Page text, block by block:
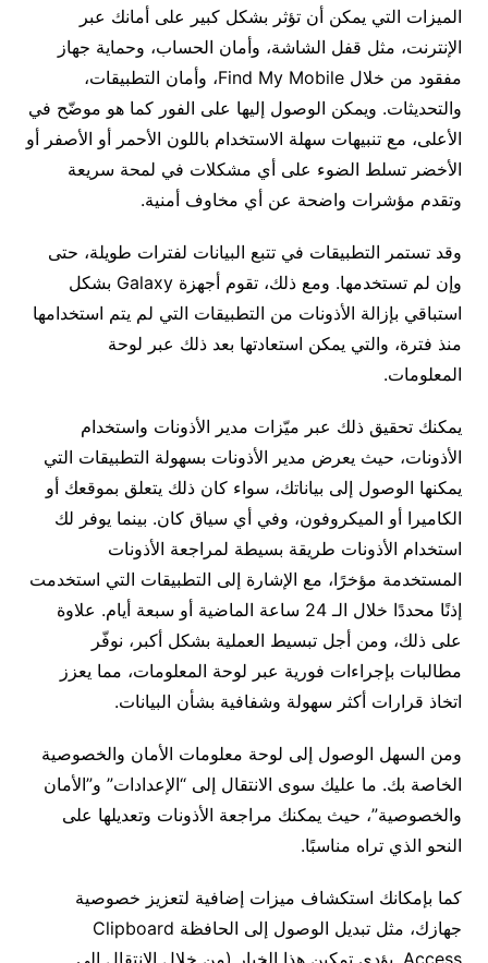
الميزات التي يمكن أن تؤثر بشكل كبير على أمانك عبر
الإنترنت، مثل قفل الشاشة، وأمان الحساب، وحماية جهاز
مفقود من خلال Find My Mobile، وأمان التطبيقات،
والتحديثات. ويمكن الوصول إليها على الفور كما هو موضّح في
الأعلى، مع تنبيهات سهلة الاستخدام باللون الأحمر أو الأصفر أو
الأخضر تسلط الضوء على أي مشكلات في لمحة سريعة
وتقدم مؤشرات واضحة عن أي مخاوف أمنية.
وقد تستمر التطبيقات في تتبع البيانات لفترات طويلة، حتى
وإن لم تستخدمها. ومع ذلك، تقوم أجهزة Galaxy بشكل
استباقي بإزالة الأذونات من التطبيقات التي لم يتم استخدامها
منذ فترة، والتي يمكن استعادتها بعد ذلك عبر لوحة
المعلومات.
يمكنك تحقيق ذلك عبر ميّزات مدير الأذونات واستخدام
الأذونات، حيث يعرض مدير الأذونات بسهولة التطبيقات التي
يمكنها الوصول إلى بياناتك، سواء كان ذلك يتعلق بموقعك أو
الكاميرا أو الميكروفون، وفي أي سياق كان. بينما يوفر لك
استخدام الأذونات طريقة بسيطة لمراجعة الأذونات
المستخدمة مؤخرًا، مع الإشارة إلى التطبيقات التي استخدمت
إذنًا محددًا خلال الـ 24 ساعة الماضية أو سبعة أيام. علاوة
على ذلك، ومن أجل تبسيط العملية بشكل أكبر، نوفّر
مطالبات بإجراءات فورية عبر لوحة المعلومات، مما يعزز
اتخاذ قرارات أكثر سهولة وشفافية بشأن البيانات.
ومن السهل الوصول إلى لوحة معلومات الأمان والخصوصية
الخاصة بك. ما عليك سوى الانتقال إلى “الإعدادات” و”الأمان
والخصوصية”، حيث يمكنك مراجعة الأذونات وتعديلها على
النحو الذي تراه مناسبًا.
كما بإمكانك استكشاف ميزات إضافية لتعزيز خصوصية
جهازك، مثل تبديل الوصول إلى الحافظة Clipboard
Access. يؤدي تمكين هذا الخيار (من خلال الانتقال إلى